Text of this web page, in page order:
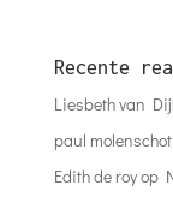
Recente
Liesbeth van
paul molenschot
Edith de royop